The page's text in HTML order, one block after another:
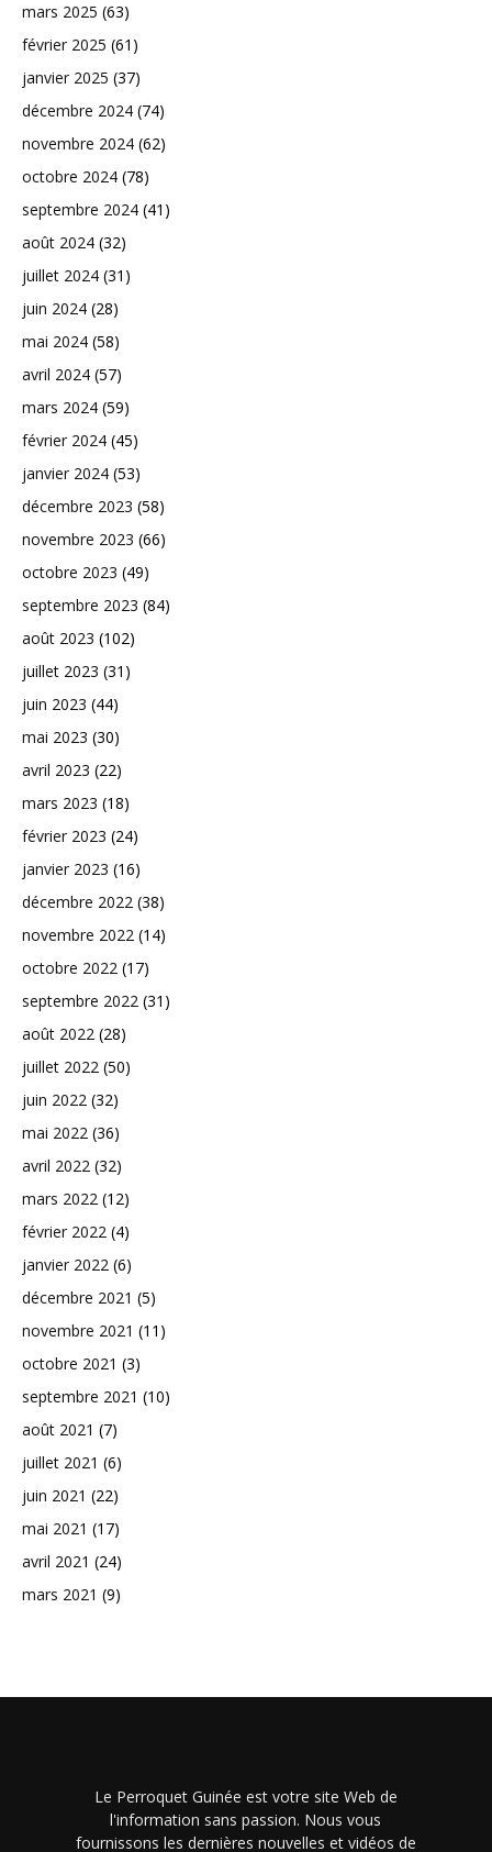
mars 2025 (63)
février 2025 (61)
janvier 2025 (37)
décembre 2024 (74)
novembre 2024 (62)
octobre 2024 (78)
septembre 2024 (41)
août 2024 (32)
juillet 2024 (31)
juin 2024 (28)
mai 2024 (58)
avril 2024 (57)
mars 2024 (59)
février 2024 (45)
janvier 2024 (53)
décembre 2023 (58)
novembre 2023 (66)
octobre 2023 (49)
septembre 2023 (84)
août 2023 (102)
juillet 2023 (31)
juin 2023 (44)
mai 2023 (30)
avril 2023 (22)
mars 2023 (18)
février 2023 (24)
janvier 2023 (16)
décembre 2022 (38)
novembre 2022 (14)
octobre 2022 (17)
septembre 2022 (31)
août 2022 (28)
juillet 2022 (50)
juin 2022 (32)
mai 2022 (36)
avril 2022 (32)
mars 2022 (12)
février 2022 (4)
janvier 2022 (6)
décembre 2021 (5)
novembre 2021 (11)
octobre 2021 (3)
septembre 2021 (10)
août 2021 (7)
juillet 2021 (6)
juin 2021 (22)
mai 2021 (17)
avril 2021 (24)
mars 2021 (9)
Le Perroquet Guinée est votre site Web de
l'information sans passion. Nous vous
fournissons les dernières nouvelles et vidéos de